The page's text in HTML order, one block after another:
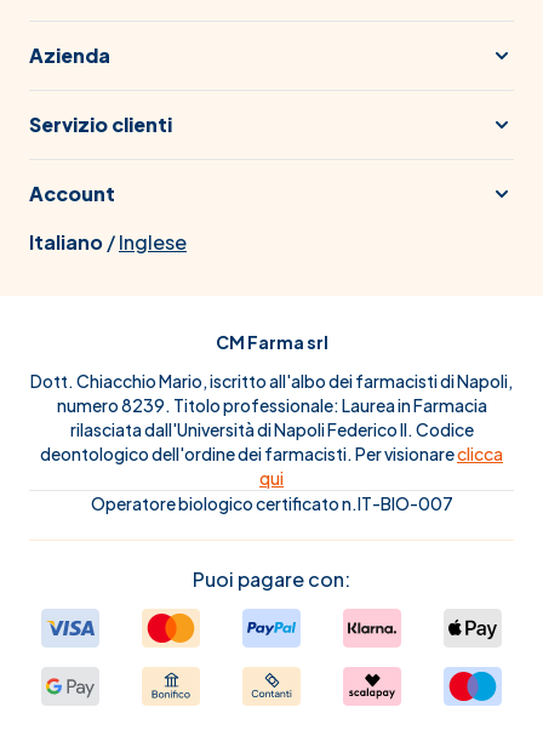
Azienda
Servizio clienti
Account
Italiano/Inglese
CM Farma srl
Dott. Chiacchio Mario, iscritto all'albo dei farmacisti di Napoli,
numero 8239. Titolo professionale: Laurea in Farmacia
rilasciata dall'Università di Napoli Federico II. Codice
deontologico dell'ordine dei farmacisti. Per visionareclicca
qui
Operatore biologico certificato n.IT-BIO-007
Puoi pagare con: